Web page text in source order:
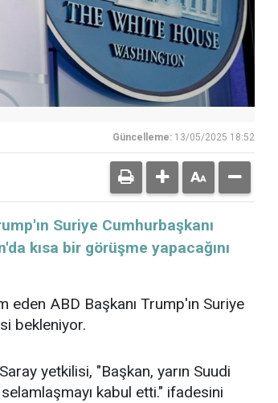
Güncelleme: 13/05/2025 18:52
Suriye Cumhurbaşkanı
kısa bir görüşme yapacağını
eden ABD Başkanı Trump'ın Suriye
bekleniyor.
yetkilisi, "Başkan, yarın Suudi
kabul etti." ifadesini